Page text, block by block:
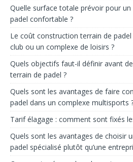
Quelle surface totale prévoir pour
padel confortable ?
Le coût construction terrain de
club ou un complexe de loisirs ?
Quels objectifs faut-il définir avant
terrain de padel ?
Quels sont les avantages de faire
padel dans un complexe multisports
Tarif élagage : comment sont fixés
Quels sont les avantages de choisir
padel spécialisé plutôt qu’une